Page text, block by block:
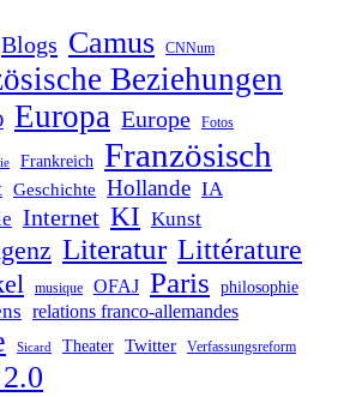
Blogs Camus CNNum
Beziehungen
Europa Europe Fotos
Frankreich Französisch
Geschichte Hollande IA
Internet KI Kunst
Literatur Littérature
musique OFAJ Paris philosophie
relations franco-allemandes
Sicard Theater Twitter Verfassungsreform